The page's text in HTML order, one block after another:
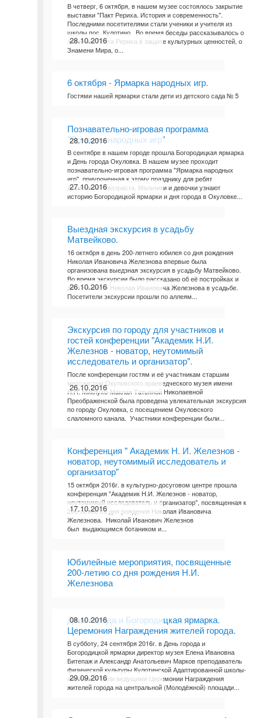
28.10.2016
В четверг, 6 октября, в нашем музее состоялось закрытие
выставки "Пакт Рериха. История и современность".
Последними посетителями стали ученики и учителя из
школы пос. Кулотино. Во время беседы рассказывалось о
значении Пакта Рериха в защите культурных ценностей, о
Знамени Мира, о...
28.10.2016
6 октября - Ярмарка народных игр.
Гостями нашей ярмарки стали дети из детского сада № 5
27.10.2016
Познавательно-игровая программа
"Ярмарка народных игр"
В сентябре в нашем городе прошла Богородицкая ярмарка
и День города Окуловка. В нашем музее проходит
познавательно-игровая программа "Ярмарка народных
игр", приуроченная к этому празднику для ребят
дошкольного возраста. Мальчики и девочки узнают
историю Богородицкой ярмарки и дня города в Окуловке...
26.10.2016
Выездная экскурсия в усадьбу
Матвейково.
16 октября в день 200-летнего юбилея со дня рождения
Николая Ивановича Железнова впервые была
организована выедзная экскурсия в усадьбу Матвейково.
Во время экскурсии было рассказано об её постройках и
деятельности Николая Ивановича Железнова в усадьбе.
Посетители экскурсии прошли по аллеям...
26.10.2016
Экскурсия по городу для участников и
гостей конференции "Академик Н.И.
Железнов - новатор, неутомимый
исследователь и организатор".
После конференции гостям и её участникам старшим
методистом Окуловского краеведческого музея имени
Н.Н. Миклухо-Маклая Татьяной Николаевной
Преображенской была проведена увлекательная экскурсия
по городу Окуловка, с посещением Окуловского
слаломного канала. Участники конференции были...
17.10.2016
Конференция " Академик Н. И. Железнов -
новатор, неутомимый исследователь и
организатор"
15 октября 2016г. в культурно-досуговом центре прошла
конференция "Академик Н.И. Железнов - новатор,
неутомимый исследователь и организатор", посвященная к
200-летию со дня рождения Николая Ивановича
Железнова. Николай Иванович Железнов
был выдающимся ботаником и...
08.10.2016
Юбилейные мероприятия, посвященные
200-летию со дня рождения Н.И.
Железнова
29.09.2016
День города и Богородицкая ярмарка.
Церемония Награждения жителей города.
В субботу, 24 сентября 2016г. в День города и
Богородицкой ярмарки директор музея Елена Ивановна
Битепаж и Александр Анатольевич Марков преподаватель
физической культуры Кулотинской Адаптированной школы-
интерната были ведущими Церемонии Награждения
жителей города на центральной (Молодёжной) площади...